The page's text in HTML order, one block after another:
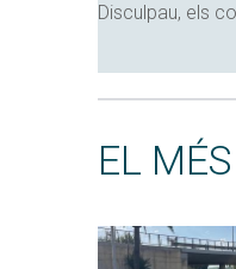
Disculpau, els
EL